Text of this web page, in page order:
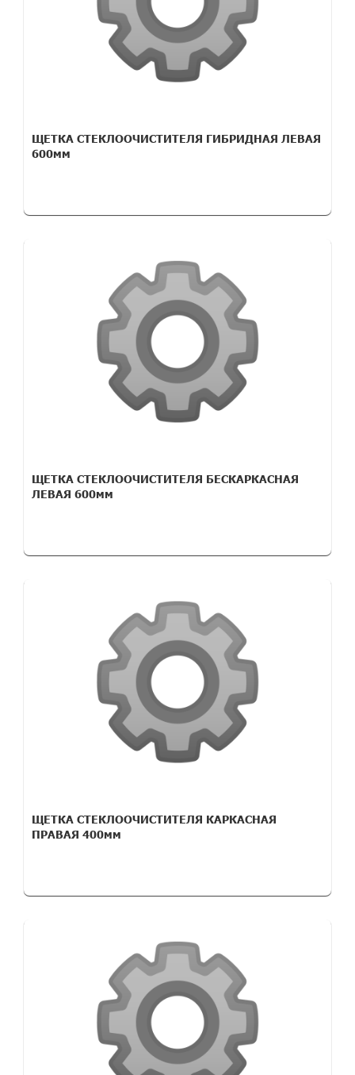
ЩЕТКА СТЕКЛООЧИСТИТЕЛЯ ГИБРИДНАЯ ЛЕВАЯ
600мм
ЩЕТКА СТЕКЛООЧИСТИТЕЛЯ БЕСКАРКАСНАЯ
ЛЕВАЯ 600мм
ЩЕТКА СТЕКЛООЧИСТИТЕЛЯ КАРКАСНАЯ
ПРАВАЯ 400мм